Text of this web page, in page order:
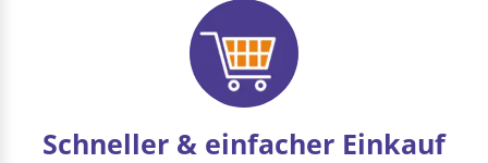
Schneller & einfacher Einkauf